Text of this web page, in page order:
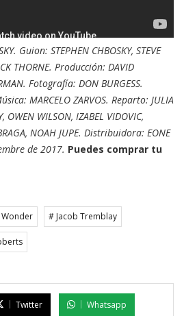
Guion: STEPHEN CHBOSKY, STEVE
THORNE. Producción: DAVID
Fotografía: DON BURGESS.
MARCELO ZARVOS. Reparto: JULIA
OWEN WILSON, IZABEL VIDOVIC,
NOAH JUPE. Distribuidora: EONE
de 2017. Puedes comprar tu
# Jacob Tremblay
Twitter Whatsapp